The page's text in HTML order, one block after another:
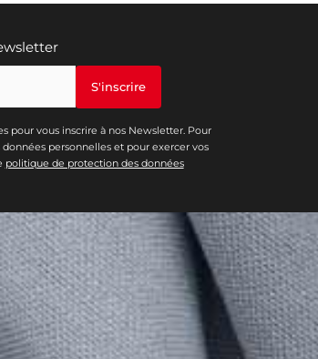
pour vous inscrire à nos Newsletter. Pour
personnelles et pour exercer vos
politique de protection des données